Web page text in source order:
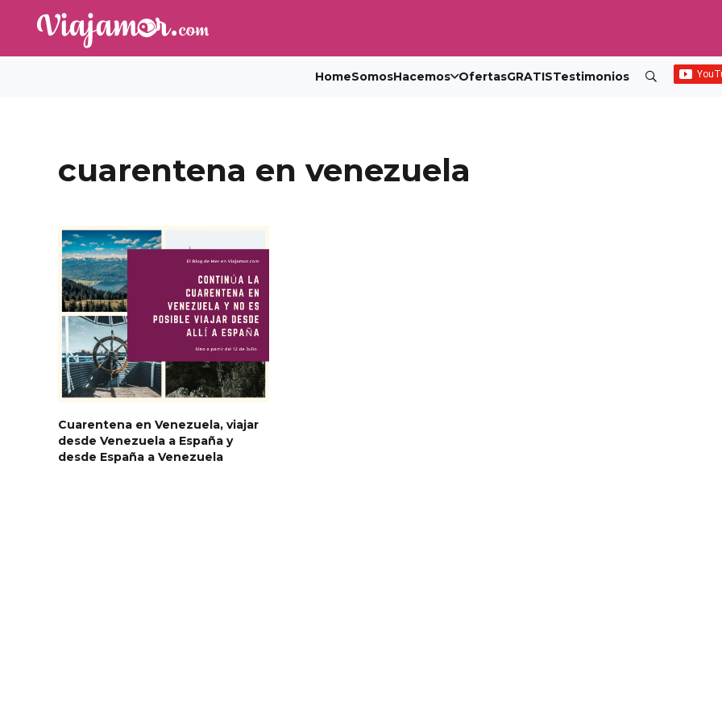
HomeSomosHacemos OfertasGRATISTestimonios
cuarentena en venezuela
Cuarentena en Venezuela, viajar
desde Venezuela a España y
desde España a Venezuela